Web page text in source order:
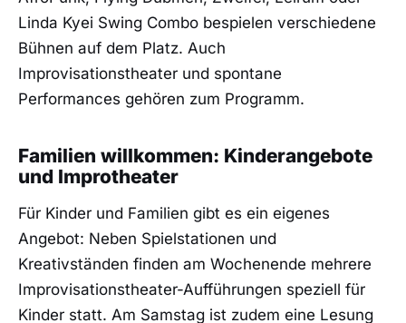
Linda Kyei Swing Combo bespielen verschiedene
Bühnen auf dem Platz. Auch
Improvisationstheater und spontane
Performances gehören zum Programm.
Familien willkommen: Kinderangebote
und Improtheater
Für Kinder und Familien gibt es ein eigenes
Angebot: Neben Spielstationen und
Kreativständen finden am Wochenende mehrere
Improvisationstheater-Aufführungen speziell für
Kinder statt. Am Samstag ist zudem eine Lesung